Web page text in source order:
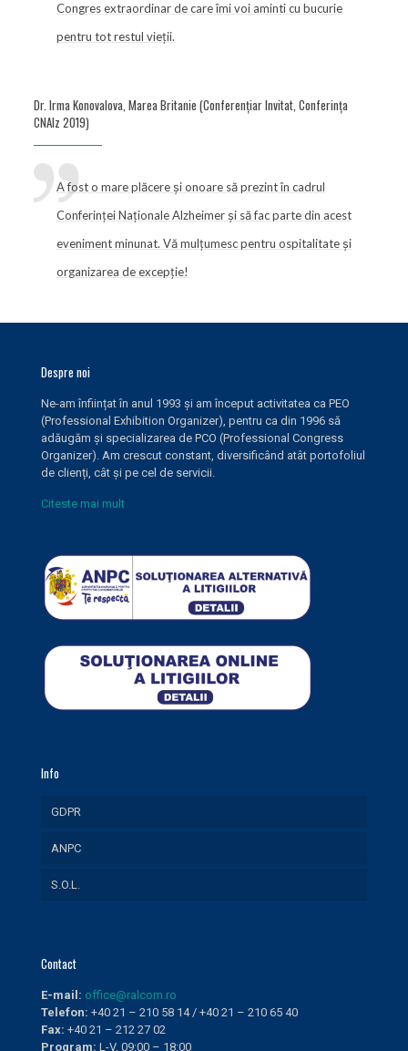
Congres extraordinar de care îmi voi aminti cu bucurie
pentru tot restul vieții.
Dr. Irma Konovalova, Marea Britanie (Conferențiar Invitat, Conferința
CNAlz 2019)
A fost o mare plăcere și onoare să prezint în cadrul
Conferinței Naționale Alzheimer și să fac parte din acest
eveniment minunat. Vă mulțumesc pentru ospitalitate și
organizarea de excepție!
Despre noi
Ne-am înființat în anul 1993 și am început activitatea ca PEO
(Professional Exhibition Organizer), pentru ca din 1996 să
adăugăm și specializarea de PCO (Professional Congress
Organizer). Am crescut constant, diversificând atât portofoliul
de clienți, cât și pe cel de servicii.
Citeste mai mult
Info
GDPR
ANPC
S.O.L.
Contact
E-mail: office@ralcom.ro
Telefon: +40 21 – 210 58 14 / +40 21 – 210 65 40
Fax: +40 21 – 212 27 02
Program: L-V, 09:00 – 18:00